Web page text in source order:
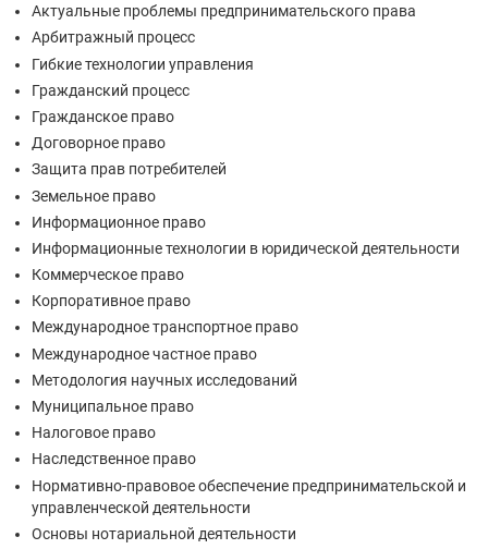
Актуальные проблемы предпринимательского права
Арбитражный процесс
Гибкие технологии управления
Гражданский процесс
Гражданское право
Договорное право
Защита прав потребителей
Земельное право
Информационное право
Информационные технологии в юридической деятельности
Коммерческое право
Корпоративное право
Международное транспортное право
Международное частное право
Методология научных исследований
Муниципальное право
Налоговое право
Наследственное право
Нормативно-правовое обеспечение предпринимательской и
управленческой деятельности
Основы нотариальной деятельности